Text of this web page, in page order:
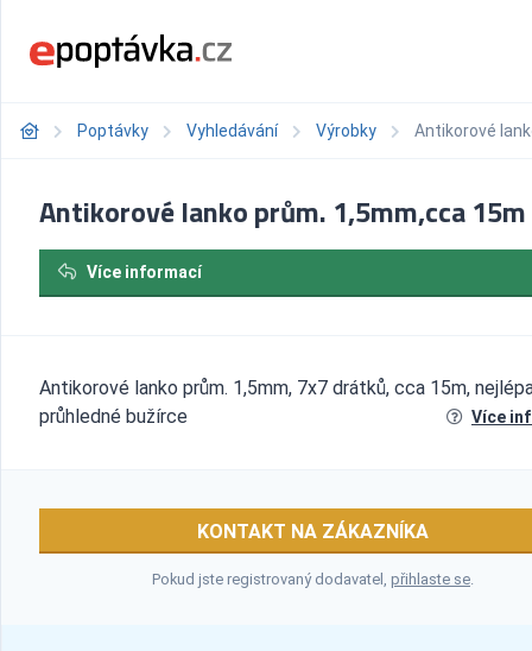
Poptávky Vyhledávání Výrobky Antikorové
Antikorové lanko prům. 1,5mm,cca 15m
Více informací
Antikorové lanko prům. 1,5mm, 7x7 drátků, cca 15m,
průhledné bužírce
Více
KONTAKT NA ZÁKAZNÍKA
Pokud jste registrovaný dodavatel, přihlaste se.